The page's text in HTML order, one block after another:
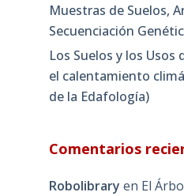
Muestras de Suelos,
Secuenciación
Los Suelos y los Usos
el calentamiento
de la Edafología)
Comentarios
Robolibrary en El